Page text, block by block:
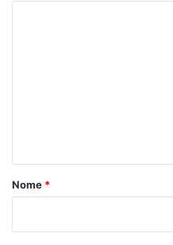
r
Nome *